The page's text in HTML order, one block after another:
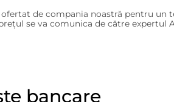
ofertat de compania noastră pentru un
se va comunica de către expertul
bancare